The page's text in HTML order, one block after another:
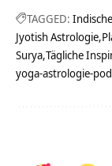
TAGGED:
Jyotish Astrologie
Surya Tägliche
yoga-astrologie-